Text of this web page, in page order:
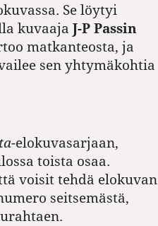
Se löytyi
kuvaaja J-P Passin
matkanteosta, ja
sen yhtymäkohtia
-elokuvasarjaan,
toista osaa.
voisit tehdä elokuvan
seitsemästä,